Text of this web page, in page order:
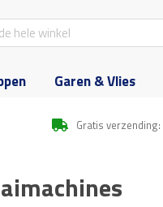
Garen & Vlies
Gratis